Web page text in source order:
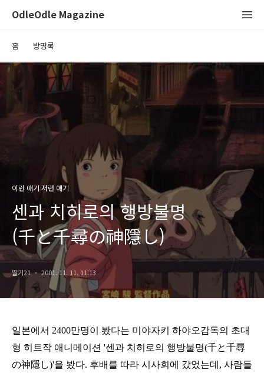
OdleOdle Magazine
홈 방명록
이런 얘기 저런 얘기
센과 치히로의 행방불명
(千と千尋の神隱し)
딸기21 2001. 11. 11. 11:13
일본에서 2400만명이 봤다는 미야자키 하야오감독의 초대
형 히트작 애니메이션 '센과 치히로의 행방불명(千と千尋
の神隱し)'을 봤다. 후배를 따라 시사회에 갔었는데, 사람들